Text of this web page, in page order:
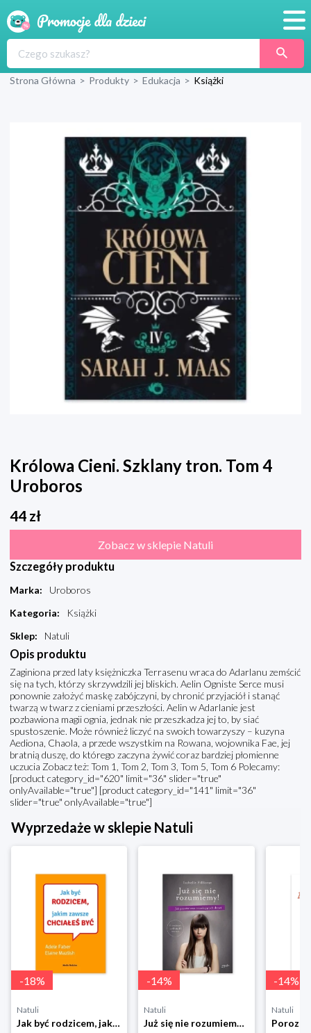
Produkty
Blog
Wyprawka
Strona Główna > Produkty > Edukacja > Książki
Królowa Cieni. Szklany tron. Tom 4
Uroboros
44 zł
Zobacz w sklepie Natuli
Szczegóły produktu
Marka:
Uroboros
Kategoria:
Książki
Sklep: Natuli
Opis produktu
Zaginiona przed laty księżniczka Terrasenu wraca do Adarlanu zemścić
się na tych, którzy skrzywdzili jej bliskich. Aelin Ogniste Serce musi
ponownie założyć maskę zabójczyni, by chronić przyjaciół i stanąć
twarzą w twarz z cieniami przeszłości. Aelin w Adarlanie jest
pozbawiona magii ognia, jednak nie przeszkadza jej to, by siać
spustoszenie. Może również liczyć na swoich towarzyszy – kuzyna
Aediona, Chaola, a przede wszystkim na Rowana, wojownika Fae, jej
bratnią duszę, do którego zaczyna żywić coraz bardziej płomienne
uczucia Zobacz też: Tom 1, Tom 2, Tom 3, Tom 5, Tom 6 Polecamy:
[product category_id="620" limit="36" slider="true"
onlyAvailable="true"] [product category_id="141" limit="36"
slider="true" onlyAvailable="true"]
Wyprzedaże w sklepie Natuli
-18%
Natuli
Jak być rodzicem, jakim zawsze chciałeś być Media rodzina
-14%
Natuli
Już się nie rozumiemy! Jak przeżyć czas trzaskających drzwi Esprit
-14%
Natuli